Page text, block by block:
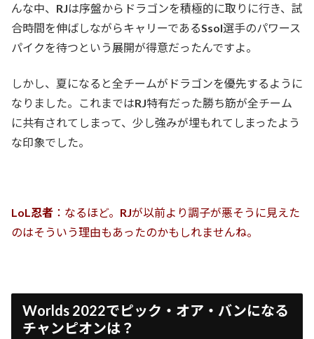
んな中、 RJは序盤からドラゴンを積極的に取りに行き、試
合時間を伸ばしながらキャリーであるSsol選手のパワース
パイクを待つという展開が得意だったんですよ。
しかし、夏になると全チームがドラゴンを優先するように
なりました。これまではRJ特有だった勝ち筋が全チーム
に共有されてしまって、少し強みが埋もれてしまったよう
な印象でした。
LoL忍者 ：なるほど。 RJが以前より調子が悪そうに見えた
のはそういう理由もあったのかもしれませんね。
Worlds 2022でピック・オア・バンになる
チャンピオンは？